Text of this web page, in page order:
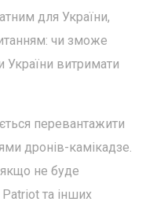
для України,
чи зможе
України витримати
перевантажити
дронів-камікадзе.
не буде
та інших